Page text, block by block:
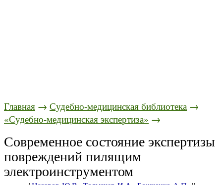
Главная → Судебно-медицинская библиотека →
«Судебно-медицинская экспертиза» →
Современное состояние экспертизы
повреждений пилящим
электроинструментом